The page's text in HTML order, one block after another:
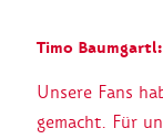
Timo Baumgartl:
Unsere Fans
gemacht. Für